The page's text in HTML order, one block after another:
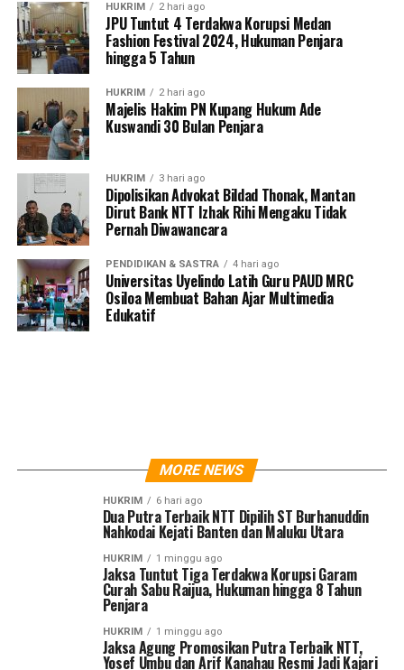
HUKRIM 2 hari ago
JPU Tuntut 4 Terdakwa Korupsi Medan
Fashion Festival 2024, Hukuman Penjara
hingga 5 Tahun
HUKRIM 2 hari ago
Majelis Hakim PN Kupang Hukum Ade
Kuswandi 30 Bulan Penjara
HUKRIM 3 hari ago
Dipolisikan Advokat Bildad Thonak, Mantan
Dirut Bank NTT Izhak Rihi Mengaku Tidak
Pernah Diwawancara
PENDIDIKAN & SASTRA 4 hari ago
Universitas Uyelindo Latih Guru PAUD MRC
Osiloa Membuat Bahan Ajar Multimedia
Edukatif
MORE NEWS
HUKRIM 6 hari ago
Dua Putra Terbaik NTT Dipilih ST Burhanuddin
Nahkodai Kejati Banten dan Maluku Utara
HUKRIM 1 minggu ago
Jaksa Tuntut Tiga Terdakwa Korupsi Garam
Curah Sabu Raijua, Hukuman hingga 8 Tahun
Penjara
HUKRIM 1 minggu ago
Jaksa Agung Promosikan Putra Terbaik NTT,
Yosef Umbu dan Arif Kanahau Resmi Jadi Kajari